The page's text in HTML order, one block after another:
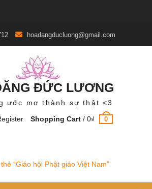
hoadangducluong@gmail.com
ĐỨC LƯƠNG
ước mơ thành sự thật <3
Shopping Cart /0₫ 0
“Giáo hội Phật giáo Việt Nam”